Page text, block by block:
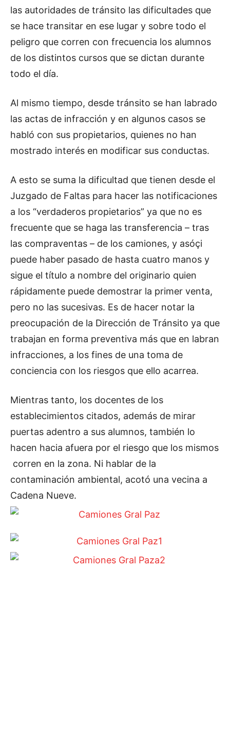
las autoridades de tránsito las dificultades que
se hace transitar en ese lugar y sobre todo el
peligro que corren con frecuencia los alumnos
de los distintos cursos que se dictan durante
todo el día.
Al mismo tiempo, desde tránsito se han labrado
las actas de infracción y en algunos casos se
habló con sus propietarios, quienes no han
mostrado interés en modificar sus conductas.
A esto se suma la dificultad que tienen desde el
Juzgado de Faltas para hacer las notificaciones
a los “verdaderos propietarios” ya que no es
frecuente que se haga las transferencia – tras
las compraventas – de los camiones, y asóçi
puede haber pasado de hasta cuatro manos y
sigue el título a nombre del originario quien
rápidamente puede demostrar la primer venta,
pero no las sucesivas. Es de hacer notar la
preocupación de la Dirección de Tránsito ya que
trabajan en forma preventiva más que en labran
infracciones, a los fines de una toma de
conciencia con los riesgos que ello acarrea.
Mientras tanto, los docentes de los
establecimientos citados, además de mirar
puertas adentro a sus alumnos, también lo
hacen hacia afuera por el riesgo que los mismos
corren en la zona. Ni hablar de la
contaminación ambiental, acotó una vecina a
Cadena Nueve.